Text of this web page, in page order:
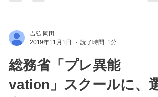
ンツールの活用の授業について、ご紹介を
せていただきます。
吉弘 岡田
2019年11月1日
読了時間: 1分
総務省「プレ異能